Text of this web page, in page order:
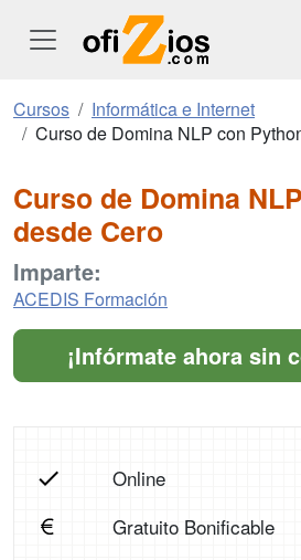
Cursos
Informática e Internet
Curso de Domina NLP con
Curso de Domina
desde Cero
Imparte:
ACEDIS Formación
¡Infórmate ahora sin
Online
Gratuito Bonificable